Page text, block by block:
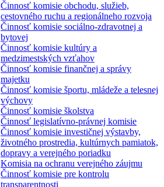
Činnosť komisie obchodu, služieb,
cestovného ruchu a regionálneho rozvoja
Činnosť komisie sociálno-zdravotnej a
bytovej
Činnosť komisie kultúry a
medzimestských vzťahov
Činnosť komisie finančnej a správy
majetku
Činnosť komisie športu, mládeže a telesnej
výchovy
Činnosť komisie školstva
Činnosť legislatívno-právnej komisie
Činnosť komisie investičnej výstavby,
životného prostredia, kultúrnych pamiatok,
dopravy a verejného poriadku
Komisia na ochranu verejného záujmu
Činnosť komisie pre kontrolu
transparentnosti